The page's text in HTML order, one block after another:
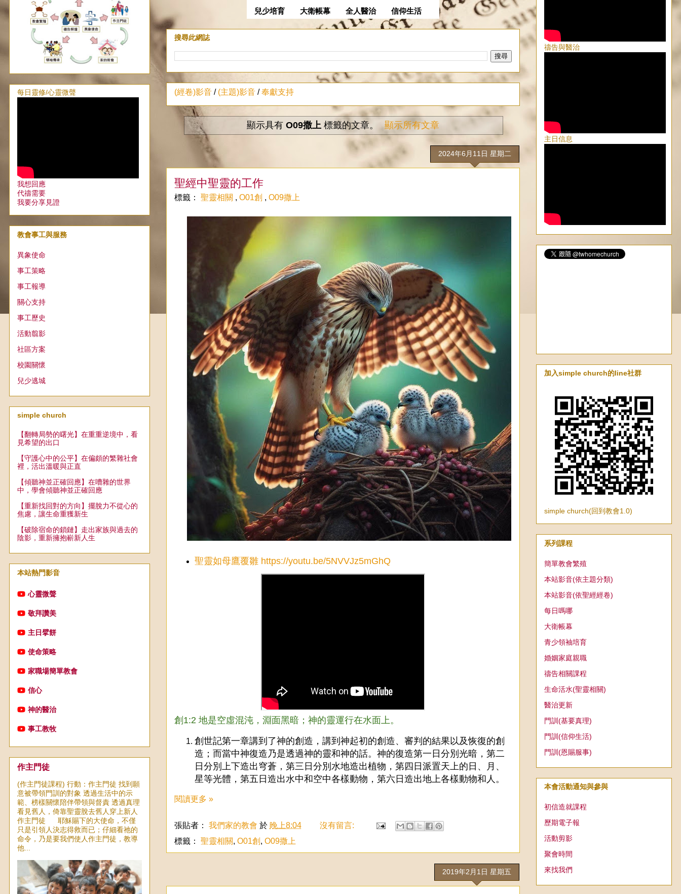
兒少培育 大衛帳幕 全人醫治 信仰生活
搜尋此網誌
(經卷)影音 / (主題)影音 /奉獻支持
顯示具有 O09撒上 標籤的文章。 顯示所有文章
2024年6月11日 星期二
聖經中聖靈的工作
標籤： 聖靈相關 , O01創 , O09撒上
聖靈如母鷹覆雛 https://youtu.be/5NVVJz5mGhQ
創1:2 地是空虛混沌，淵面黑暗；神的靈運行在水面上。
創世記第一章講到了神的創造，講到神起初的創造、審判的結果以及恢復的創
造；而當中神復造乃是透過神的靈和神的話。神的復造第一日分別光暗，第二
日分別上下造出穹蒼，第三日分別水地造出植物，第四日派置天上的日、月、
星等光體，第五日造出水中和空中各樣動物，第六日造出地上各樣動物和人。
閱讀更多 »
張貼者： 我們家的教會 於 晚上8:04
沒有留言:
標籤： 聖靈相關, O01創 , O09撒上
2019年2月1日 星期五
每日靈修/心靈微聲
我想回應
代禱需要
我要分享見證
教會事工與服務
異象使命
事工策略
事工報導
關心支持
事工歷史
活動翦影
社區方案
校園關懷
兒少逃城
simple church
【翻轉局勢的曙光】在重重逆境中，看
見希望的出口
【守護心中的公平】在偏頗的繁雜社會
裡，活出溫暖與正直
【傾聽神並正確回應】在嘈雜的世界
中，學會傾聽神並正確回應
【重新找回對的方向】擺脫力不從心的
焦慮，讓生命重獲新生
【破除宿命的鎖鏈】走出家族與過去的
陰影，重新擁抱嶄新人生
本站熱門影音
心靈微聲
敬拜讚美
主日擘餅
使命策略
家職場簡單教會
信心
神的醫治
事工教牧
作主門徒
(作主門徒課程) 行動：作主門徒 找到願
意被帶領門訓的對象 透過生活中的示
範、榜樣關懷陪伴帶領與督責 透過真理
看見舊人，倚靠聖靈脫去舊人穿上新人
作主門徒 耶穌賜下的大使命，不僅
只是引領人決志得救而已；仔細看祂的
命令，乃是要我們使人作主門徒，教導
他...
禱告與醫治
主日信息
加入simple church的line社群
simple church(回到教會1.0)
系列課程
簡單教會繁殖
本站影音(依主題分類)
本站影音(依聖經經卷)
每日嗎哪
大衛帳幕
青少領袖培育
婚姻家庭親職
禱告相關課程
生命活水(聖靈相關)
醫治更新
門訓(基要真理)
門訓(信仰生活)
門訓(恩賜服事)
本會活動通知與參與
初信造就課程
歷期電子報
活動剪影
聚會時間
來找我們